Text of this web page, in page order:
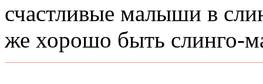
счастливые малыши в
же хорошо быть слинго-